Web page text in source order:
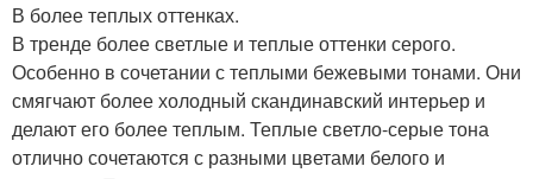
В более теплых оттенках.
В тренде более светлые и теплые оттенки серого.
Особенно в сочетании с теплыми бежевыми тонами. Они
смягчают более холодный скандинавский интерьер и
делают его более теплым. Теплые светло-серые тона
отлично сочетаются с разными цветами белого и